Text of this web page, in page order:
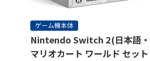
ゲーム機本体
Nintendo Switch 2(日本語
マリオカート ワールド セット